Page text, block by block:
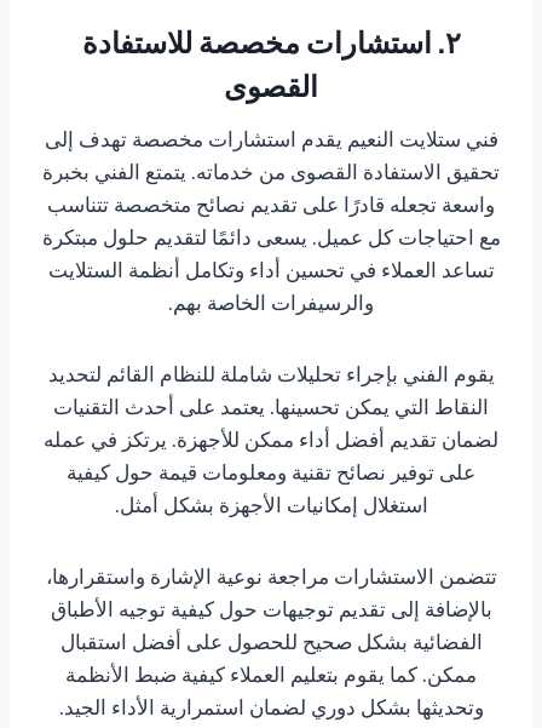
٢. استشارات مخصصة للاستفادة
القصوى
فني ستلايت النعيم يقدم استشارات مخصصة تهدف إلى
تحقيق الاستفادة القصوى من خدماته. يتمتع الفني بخبرة
واسعة تجعله قادرًا على تقديم نصائح متخصصة تتناسب
مع احتياجات كل عميل. يسعى دائمًا لتقديم حلول مبتكرة
تساعد العملاء في تحسين أداء وتكامل أنظمة الستلايت
والرسيفرات الخاصة بهم.
يقوم الفني بإجراء تحليلات شاملة للنظام القائم لتحديد
النقاط التي يمكن تحسينها. يعتمد على أحدث التقنيات
لضمان تقديم أفضل أداء ممكن للأجهزة. يرتكز في عمله
على توفير نصائح تقنية ومعلومات قيمة حول كيفية
استغلال إمكانيات الأجهزة بشكل أمثل.
تتضمن الاستشارات مراجعة نوعية الإشارة واستقرارها،
بالإضافة إلى تقديم توجيهات حول كيفية توجيه الأطباق
الفضائية بشكل صحيح للحصول على أفضل استقبال
ممكن. كما يقوم بتعليم العملاء كيفية ضبط الأنظمة
وتحديثها بشكل دوري لضمان استمرارية الأداء الجيد.